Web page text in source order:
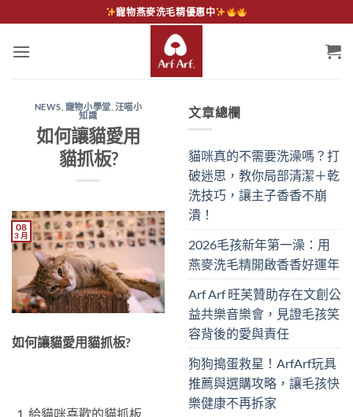
to
content
寵物燕麥洗毛精優惠中
NEWS 寵物小學堂 汪喵小
知識
如何讓貓愛用
貓抓板?
08
3 月
如何讓貓愛用貓抓板?
給貓咪喜歡的貓抓板
文章總欄
貓咪真的不需要洗澡嗎？打
破迷思，教你局部清潔＋乾
洗技巧，讓主子香香不崩
潰！
2026毛孩新年第一澡：用
燕麥洗毛精開啟香香好運年
Arf Arf 旺芙贊助存在文創公
益共樂音樂會，見證毛孩笑
容背後的愛與責任
狗狗搗蛋救星！ArfArf玩具
推薦與選購攻略，讓毛孩快
樂健康不再拆家